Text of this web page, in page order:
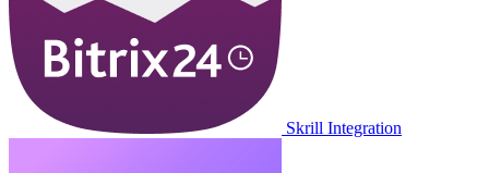
Skrill Integration